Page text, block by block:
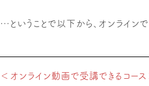
…ということで以下から、オンラインで
＜オンライン動画で受講できるコース